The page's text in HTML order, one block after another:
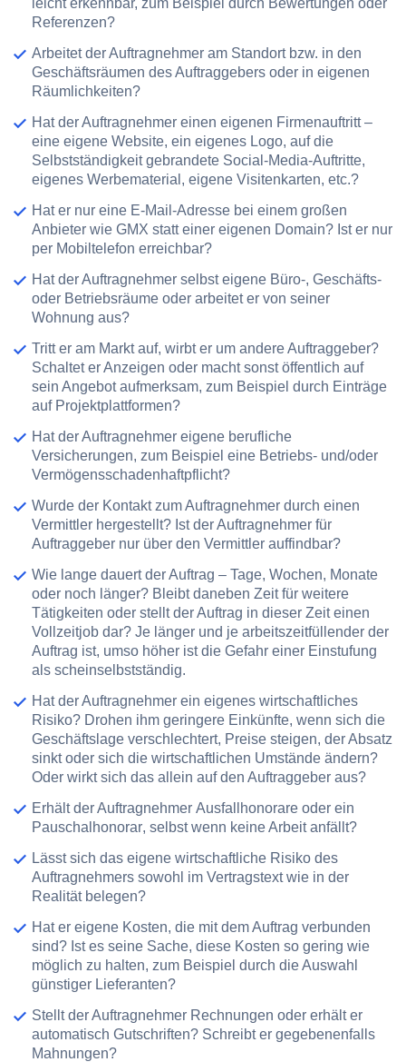
Referenzen?
Arbeitet der Auftragnehmer am Standort bzw. in den
Geschäftsräumen des Auftraggebers oder in eigenen
Räumlichkeiten?
Hat der Auftragnehmer einen eigenen Firmenauftritt–
eine eigene Website, ein eigenes Logo, auf die
Selbstständigkeit gebrandete Social-Media-Auftritte,
eigenes Werbematerial, eigene Visitenkarten, etc.?
Hat er nur eine E-Mail-Adresse bei einem großen
Anbieter wie GMX statt einer eigenen Domain? Ist er nur
per Mobiltelefon erreichbar?
Hat der Auftragnehmer selbsteigene Büro-, Geschäfts-
oder Betriebsräume oder arbeitet er von seiner
Wohnung aus?
Tritt er am Markt auf, wirbt er um andere Auftraggeber?
Schaltet er Anzeigen oder macht sonst öffentlich auf
sein Angebot aufmerksam, zum Beispiel durch Einträge
auf Projektplattformen?
Hat der Auftragnehmer eigene berufliche
Versicherungen, zum Beispiel eine Betriebs- und/oder
Vermögensschadenhaftpflicht?
Wurde der Kontakt zum Auftragnehmer durch einen
Vermittler hergestellt? Ist der Auftragnehmer für
Auftraggeber nur über den Vermittler auffindbar?
Wie lange dauert der Auftrag – Tage, Wochen, Monate
oder noch länger? Bleibt daneben Zeit für weitere
Tätigkeiten oder stellt der Auftrag in dieser Zeit einen
Vollzeitjob dar? Je länger und je arbeitszeitfüllender der
Auftrag ist, umso höher ist die Gefahr einer Einstufung
als scheinselbstständig.
Hat der Auftragnehmer ein eigenes wirtschaftliches
Risiko? Drohen ihm geringere Einkünfte, wenn sich die
Geschäftslage verschlechtert, Preise steigen, der Absatz
sinkt oder sich die wirtschaftlichen Umstände ändern?
Oder wirkt sich das allein auf den Auftraggeber aus?
Erhält der Auftragnehmer Ausfallhonorare oder ein
Pauschalhonorar, selbst wenn keine Arbeit anfällt?
Lässt sich das eigene wirtschaftliche Risiko des
Auftragnehmers sowohl im Vertragstext wie in der
Realitätbelegen?
Hat er eigene Kosten, die mit dem Auftrag verbunden
sind? Ist es seine Sache, diese Kosten so gering wie
möglich zu halten, zum Beispiel durch die Auswahl
günstiger Lieferanten?
Stellt der Auftragnehmer Rechnungen oder erhält er
automatisch Gutschriften? Schreibt er gegebenenfalls
Mahnungen?